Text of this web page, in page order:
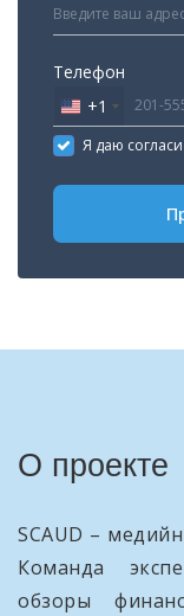
Телефон
United
States
+1
+1
Я даю
О проекте
SCAUD –
Команда
обзоры